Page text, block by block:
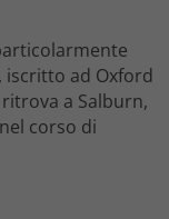
ad Oxford
a Salburn,
corso di